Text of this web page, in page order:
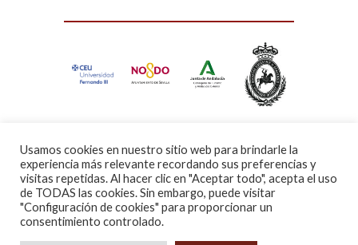
©Real Club de Enganche. Todos los
derechos reservados
Usamos cookies en nuestro sitio web para brindarle la
experiencia más relevante recordando sus preferencias y
visitas repetidas. Al hacer clic en "Aceptar todo", acepta el uso
de TODAS las cookies. Sin embargo, puede visitar
"Configuración de cookies" para proporcionar un
consentimiento controlado.